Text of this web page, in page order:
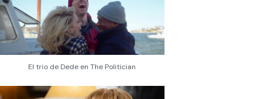
El trio de Dede en The Politician